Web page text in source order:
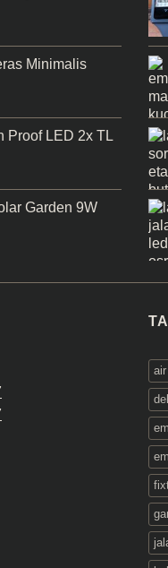
Minimalis
Proof LED 2x TL
Garden 9W